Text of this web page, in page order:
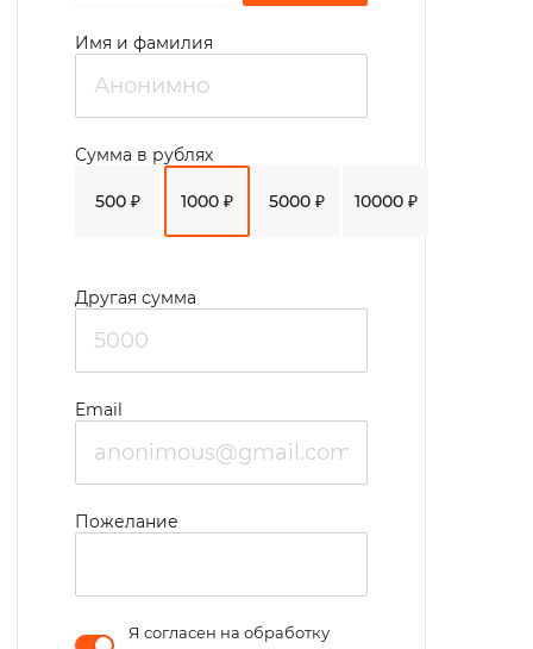
настольному теннису. Учреждение
сотрудничает с библиотеками, детской
художественной школой, творческими
Имя и фамилия
500 ₽ 1000 ₽ 5000 ₽ 10000 ₽
Сумма в рублях
Другая сумма
Email
Пожелание
Я согласен на обработку